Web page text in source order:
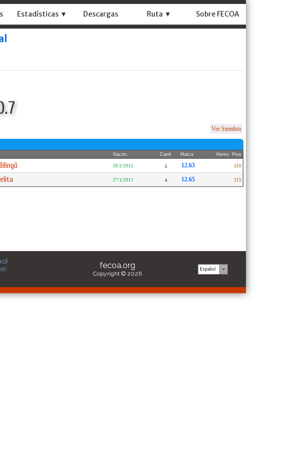
Estadísticas ▼ Descargas Ruta ▼ Sobre FECOA
Ver Siembra
Nacim. Carril Marca Viento Ptos
18/2/2012 5 12.63 316
27/1/2012 4 12.65 315
fecoa.org
Copyright © 2026